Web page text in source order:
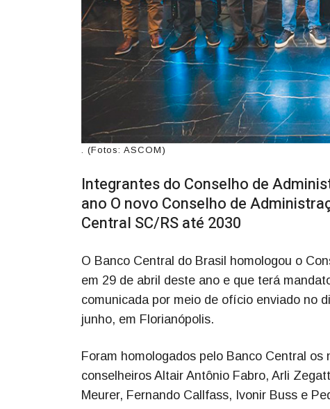
. (Fotos: ASCOM)
Integrantes do Conselho de
ano O novo Conselho de
Central SC/RS até 2030
O Banco Central do Brasil homologou o
em 29 de abril deste ano e que terá
comunicada por meio de ofício enviado no
junho, em Florianópolis.
Foram homologados pelo Banco Central
conselheiros Altair Antônio Fabro, Arli
Meurer, Fernando Callfass, Ivonir Buss e